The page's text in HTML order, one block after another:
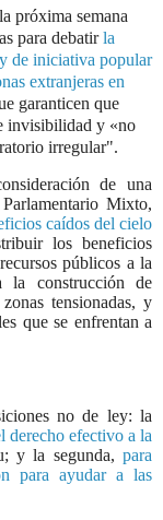
próxima semana
para debatirla
de iniciativa popular
extranjeras en
garanticen que
invisibilidad y «no
irregular".
de una
Mixto,
caídos del cielo
los beneficios
públicos a la
la construcción de
tensionadas, y
que se enfrentan a
no de ley: la
derecho efectivo a la
y la segunda, para
para ayudar a las